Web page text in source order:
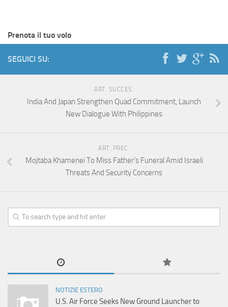
Prenota il tuo volo
SEGUICI SU:
ART. SUCCES.
India And Japan Strengthen Quad Commitment, Launch
New Dialogue With Philippines
ART. PREC.
Mojtaba Khamenei To Miss Father’s Funeral Amid Israeli
Threats And Security Concerns
NOTIZIE ESTERO
U.S. Air Force Seeks New Ground Launcher to